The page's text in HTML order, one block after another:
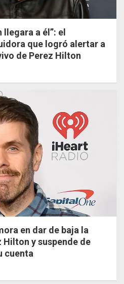
llegara a él”: el
que logró alertar a
de Perez Hilton
en dar de baja la
y suspende de
cuenta